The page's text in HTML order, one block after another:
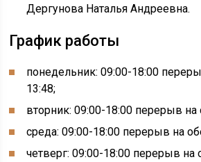
Дергунова Наталья Андреевна.
График работы
понедельник: 09:00-18:00
13:48;
вторник: 09:00-18:00 перерыв
среда: 09:00-18:00 перерыв на
четверг: 09:00-18:00 перерыв на